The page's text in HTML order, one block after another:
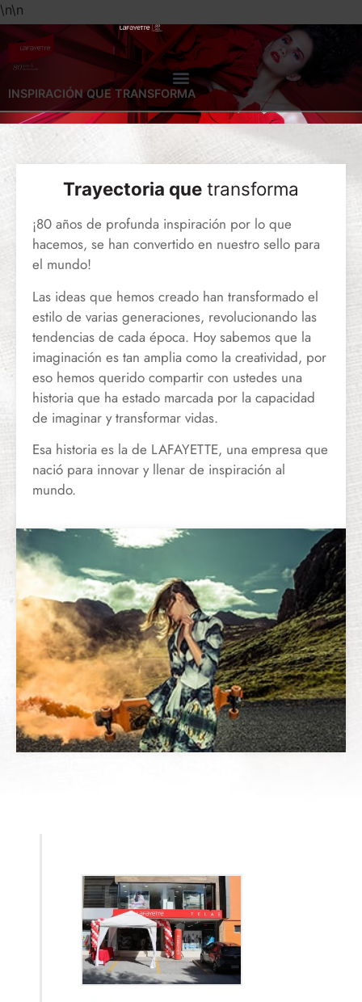
\n\n
INSPIRACIÓN QUE TRANSFORMA
Trayectoria que transforma
¡80 años de profunda inspiración por lo que
hacemos, se han convertido en nuestro sello para
el mundo!
Las ideas que hemos creado han transformado el
estilo de varias generaciones, revolucionando las
tendencias de cada época. Hoy sabemos que la
imaginación es tan amplia como la creatividad, por
eso hemos querido compartir con ustedes una
historia que ha estado marcada por la capacidad
de imaginar y transformar vidas.
Esa historia es la de LAFAYETTE, una empresa que
nació para innovar y llenar de inspiración al
mundo.